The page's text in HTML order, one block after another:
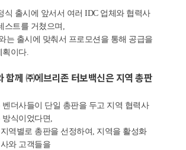
식 출시에 앞서서 여러 IDC 업체와 협력사
스트를 거쳤으며,
는 출시에 맞춰서 프로모션을 통해 공급을
획이다.
함께 ㈜에브리존 터보백신은 지역 총판
벤더사들이 단일 총판을 두고 지역 협력사
방식이었다면,
역별로 총판을 선정하여, 지역을 활성화
와 고객들을